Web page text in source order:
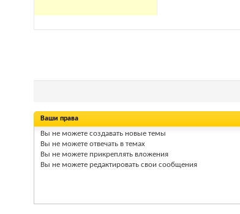
Ваши права
Вы не можете создавать новые темы
Вы не можете отвечать в темах
Вы не можете прикреплять вложения
Вы не можете редактировать свои сообщения